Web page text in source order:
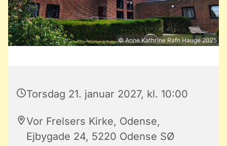
© Anne Kathrine Rafn Hauge 2025
Torsdag 21. januar 2027, kl. 10:00
Vor Frelsers Kirke, Odense,
Ejbygade 24, 5220 Odense SØ